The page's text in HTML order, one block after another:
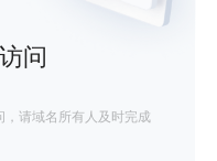
问
请域名所有人及时完成